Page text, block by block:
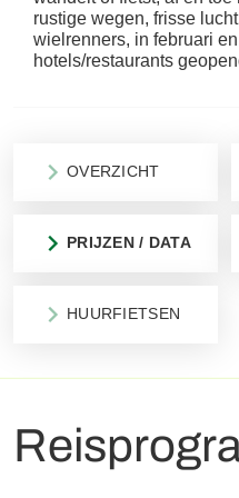
rustige wegen, frisse
wielrenners, in februari
hotels/restaurants
OVERZICHT
PRIJZEN / DATA
HUURFIETSEN